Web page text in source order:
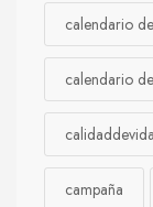
calendario
calendario
calidaddevida
campaña